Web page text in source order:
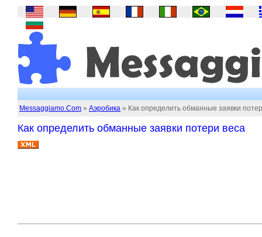
Messaggiamo.Com » Аэробика » Как определить обманные заявки
Как определить обманные заявки потери веса